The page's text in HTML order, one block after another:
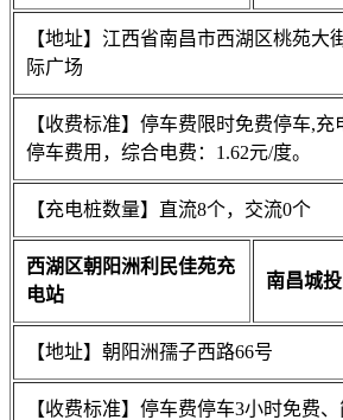
【地址】江西省南昌市西湖区桃苑大
际广场
【收费标准】停车费限时免费停车,
停车费用，综合电费：1.62元/度。
【充电桩数量】直流8个，交流0个
西湖区朝阳洲利民佳苑充
电站
南昌城投
【地址】朝阳洲孺子西路66号
【收费标准】停车费停车3小时免费